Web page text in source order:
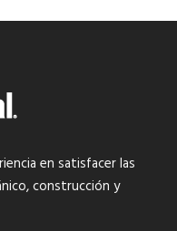
en satisfacer las
,construcción y